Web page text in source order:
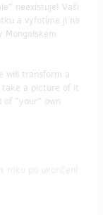
neexistuje! Vaši
a vyfotíme ji na
Mongolskem
will transform a
take a picture of it
of "your" own